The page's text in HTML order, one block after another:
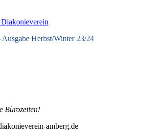
Ausgabe Herbst/Winter 23/24
Bürozeiten!
amberg.de